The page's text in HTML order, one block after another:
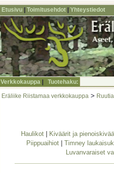
Etusivu Toimitusehdot Yhteystiedot
Verkkokauppa Tuotehaku:
Eräliike Riistamaa verkkokauppa >
Haulikot Kiväärit ja
Piippuaihiot| Timney
Luvanvaraiset